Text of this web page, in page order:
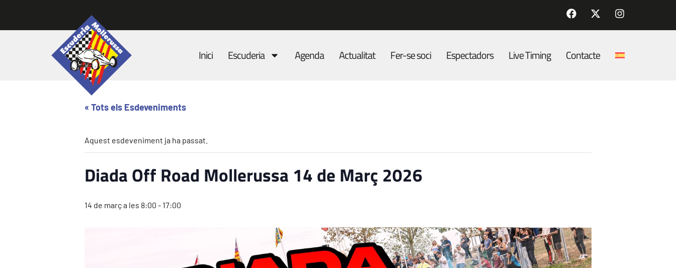
Inici Escuderia Agenda Actualitat Fer-se soci Espectadors Live Timing Contacte
« Tots els Esdeveniments
Aquest esdeveniment ja ha passat.
Diada Off Road Mollerussa 14 de Març 2026
14 de març a les 8:00 - 17:00